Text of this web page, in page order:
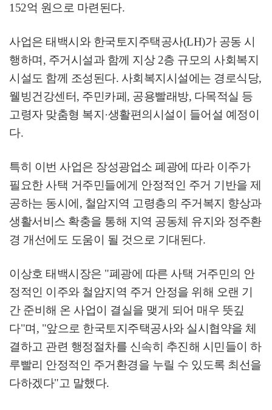
152억 원으로 마련된다.
사업은 태백시와 한국토지주택공사(LH)가 공동 시
행하며, 주거시설과 함께 지상 2층 규모의 사회복지
시설도 함께 조성된다. 사회복지시설에는 경로식당,
웰빙건강센터, 주민카페, 공용빨래방, 다목적실 등
고령자 맞춤형 복지·생활편의시설이 들어설 예정이
다.
특히 이번 사업은 장성광업소 폐광에 따라 이주가
필요한 사택 거주민들에게 안정적인 주거 기반을 제
공하는 동시에, 철암지역 고령층의 주거복지 향상과
생활서비스 확충을 통해 지역 공동체 유지와 정주환
경 개선에도 도움이 될 것으로 기대된다.
이상호 태백시장은 "폐광에 따른 사택 거주민의 안
정적인 이주와 철암지역 주거 안정을 위해 오랜 기
간 준비해 온 사업이 결실을 맺게 되어 매우 뜻깊
다"며, "앞으로 한국토지주택공사와 실시협약을 체
결하고 관련 행정절차를 신속히 추진해 시민들이 하
루빨리 안정적인 주거환경을 누릴 수 있도록 최선을
다하겠다"고 말했다.